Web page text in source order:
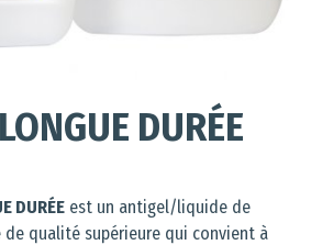
DURÉE
DURÉE est un antigel/liquide de
qualité supérieure qui convient à